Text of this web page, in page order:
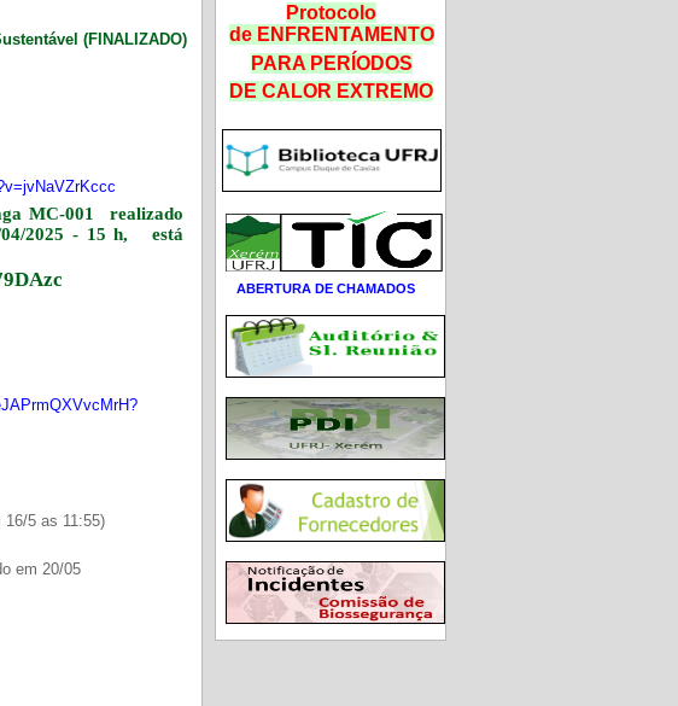
(FINALIZADO)
MC-001 realizado
04/2025 - 15 h, está
5 as 11:55)
em 20/05
Protocolo
de ENFRENTAMENTO
PARA PERÍODOS
DE CALOR EXTREMO
ABERTURA DE CHAMADOS